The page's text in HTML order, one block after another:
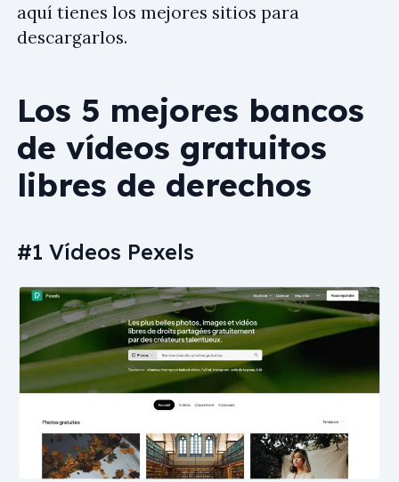
aquí tienes los mejores sitios para
descargarlos.
Los 5 mejores bancos
de vídeos gratuitos
libres de derechos
#1 Vídeos Pexels